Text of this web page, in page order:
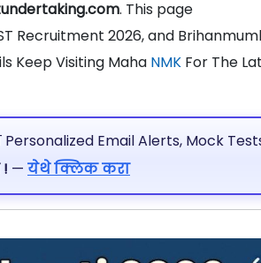
. This page
Recruitment 2026, and
Keep Visiting Maha NMK For The
Email Alerts, Mock
— येथे क्लिक करा